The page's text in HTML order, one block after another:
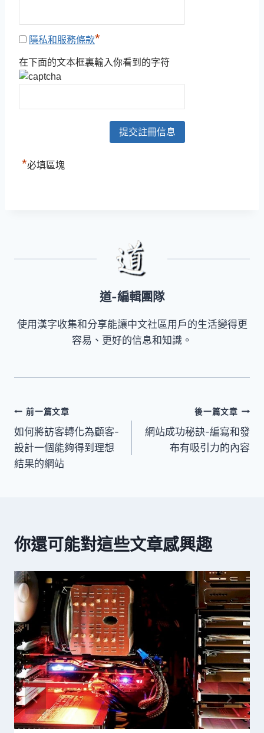
隱私和服務條款*
在下面的文本框裏輸入你看到的字符
*必填區塊
道-編輯團隊
使用漢字收集和分享能讓中文社區用戶的生活變得更
容易、更好的信息和知識。
文
章
導
前一篇文章
如何將訪客轉化為顧客-
設計一個能夠得到理想
結果的網站
後一篇文章
網站成功秘訣-編寫和發
布有吸引力的內容
你還可能對這些文章感興趣